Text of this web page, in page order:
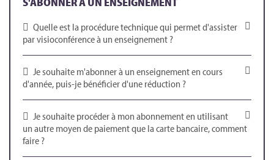
Quelle est la procédure technique qui permet d'assister
par visioconférence à un enseignement ?
Je souhaite m'abonner à un enseignement en cours
d'année, puis-je bénéficier d'une réduction ?
Je souhaite procéder à mon abonnement en utilisant
un autre moyen de paiement que la carte bancaire, comment
faire ?